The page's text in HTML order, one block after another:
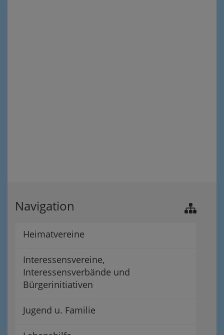
Navigation
Heimatvereine
Interessensvereine,
Interessensverbände und
Bürgerinitiativen
Jugend u. Familie